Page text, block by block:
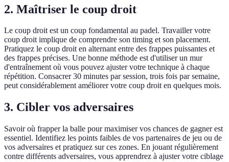
2. Maîtriser le coup droit
Le coup droit est un coup fondamental au padel. Travailler votre
coup droit implique de comprendre son timing et son placement.
Pratiquez le coup droit en alternant entre des frappes puissantes et
des frappes précises. Une bonne méthode est d'utiliser un mur
d'entraînement où vous pouvez ajuster votre technique à chaque
répétition. Consacrer 30 minutes par session, trois fois par semaine,
peut considérablement améliorer votre coup droit en quelques mois.
3. Cibler vos adversaires
Savoir où frapper la balle pour maximiser vos chances de gagner est
essentiel. Identifiez les points faibles de vos partenaires de jeu ou de
vos adversaires et pratiquez sur ces zones. En jouant régulièrement
contre différents adversaires, vous apprendrez à ajuster votre ciblage